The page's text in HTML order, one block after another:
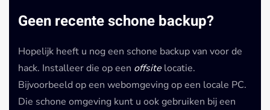
Geen recente schone backup?
Hopelijk heeft u nog een schone backup van voor de
hack. Installeer die op een offsite locatie.
Bijvoorbeeld op een webomgeving op een locale PC.
Die schone omgeving kunt u ook gebruiken bij een